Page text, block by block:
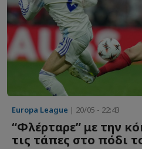
Europa League | 20/05 - 22:43
“Φλέρταρε” με την
τις τάπες στο πόδι